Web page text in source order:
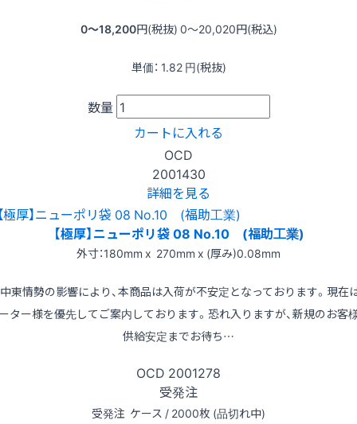
0〜18,200円(税抜) 0〜20,020円(税込)
単価： 1.82 円(税抜)
数量
カートに入れる
OCD
2001430
詳細を見る
【極厚】ニューポリ袋 08 No.10 (福助工業)
外寸：180mm x 270mm x (厚み)0.08mm
東情勢の影響により、本商品は入荷が不安定となっております。現在
ター様を優先してご案内しております。恐れ入りますが、新規のお客
供給安定までお待ち…
OCD 2001278
受発注
受発注 ケース / 2000枚 (品切れ中)